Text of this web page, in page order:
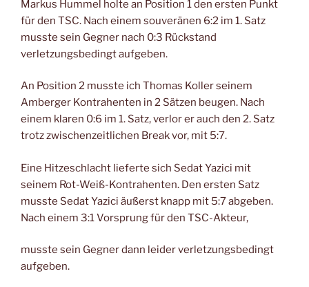
Markus Hummel holte an Position 1 den ersten Punkt
für den TSC. Nach einem souveränen 6:2 im 1. Satz
musste sein Gegner nach 0:3 Rückstand
verletzungsbedingt aufgeben.
An Position 2 musste ich Thomas Koller seinem
Amberger Kontrahenten in 2 Sätzen beugen. Nach
einem klaren 0:6 im 1. Satz, verlor er auch den 2. Satz
trotz zwischenzeitlichen Break vor, mit 5:7.
Eine Hitzeschlacht lieferte sich Sedat Yazici mit
seinem Rot-Weiß-Kontrahenten. Den ersten Satz
musste Sedat Yazici äußerst knapp mit 5:7 abgeben.
Nach einem 3:1 Vorsprung für den TSC-Akteur,
musste sein Gegner dann leider verletzungsbedingt
aufgeben.